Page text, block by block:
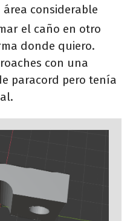
considerable
el caño en otro
donde quiero.
con una
paracord pero tenía